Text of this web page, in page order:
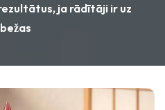
ja rādītāji ir uz